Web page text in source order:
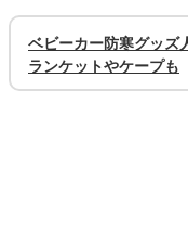
ベビーカー防寒グッズ
ランケットやケープも